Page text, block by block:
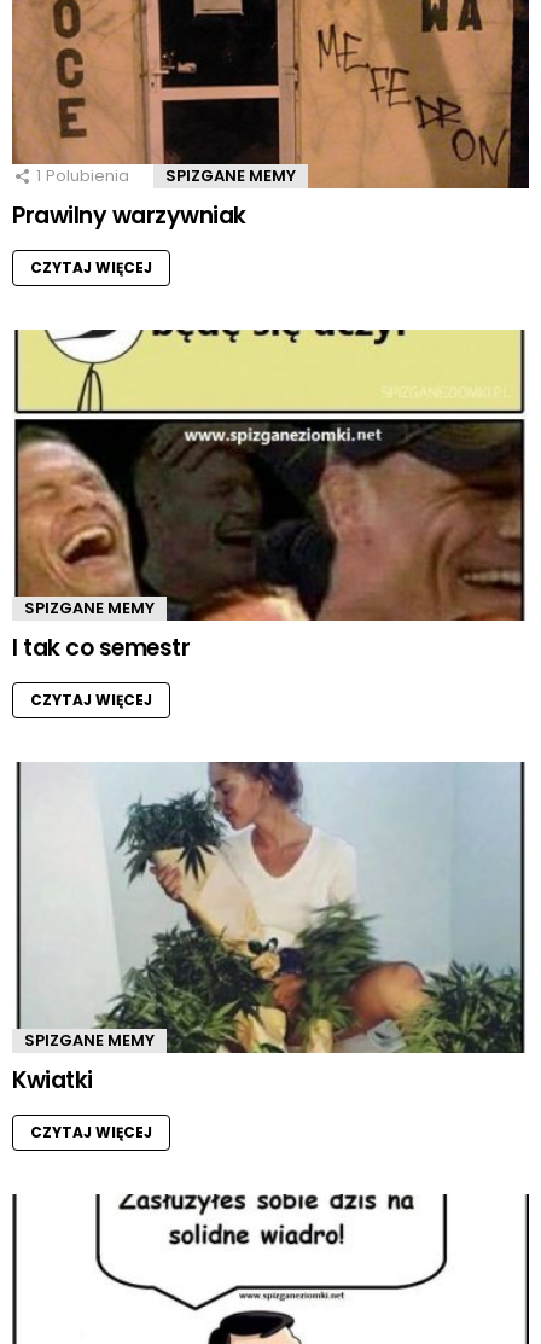
1 Polubienia SPIZGANE MEMY
Prawilny warzywniak
CZYTAJ WIĘCEJ
SPIZGANE MEMY
I tak co semestr
CZYTAJ WIĘCEJ
SPIZGANE MEMY
Kwiatki
CZYTAJ WIĘCEJ